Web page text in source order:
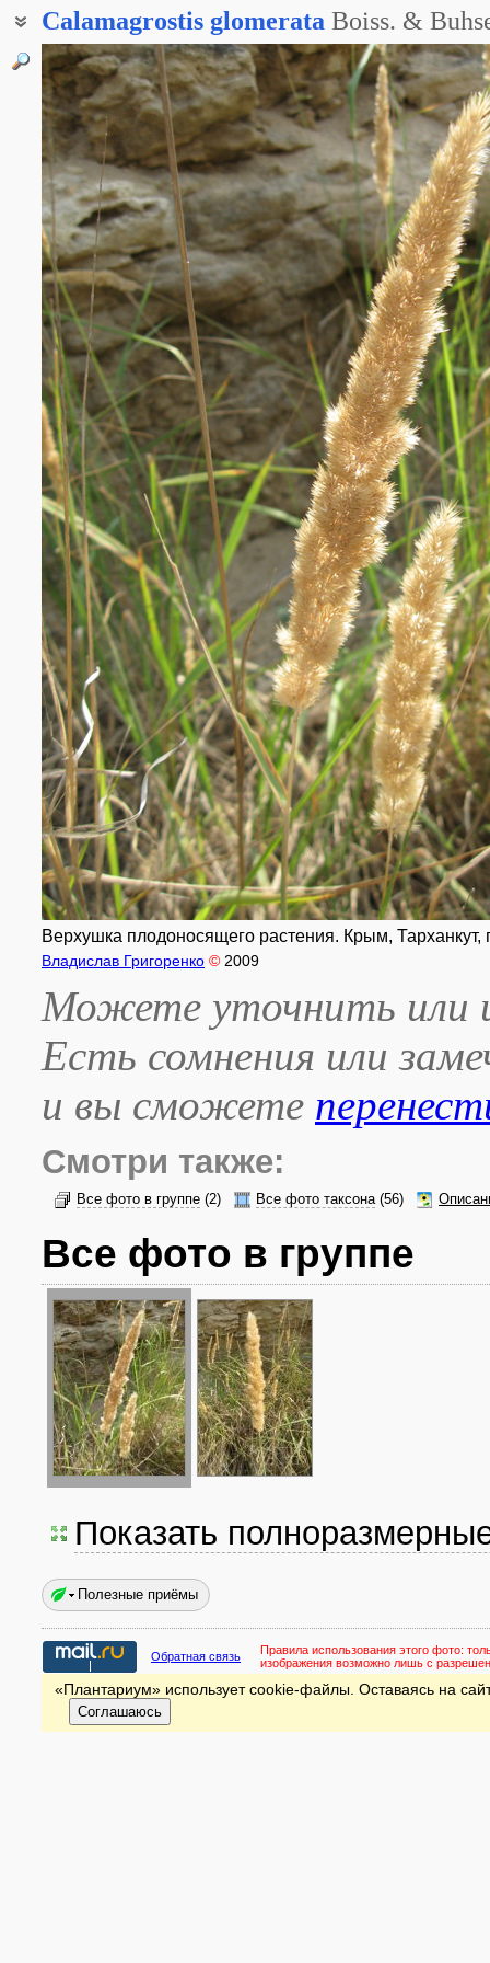
Calamagrostis glomerata Boiss. &
Вейник скученноколосковый
Верхушка плодоносящего растения. Крым,
Владислав Григоренко © 2009
Можете уточнить или
Есть сомнения или
и вы сможете
Смотри также:
Все фото в группе (2) Все фото таксона(56)
Все фото в группе
Показать
Полезные приёмы
Обратная связь Правила использования этого фото:
изображения возможно лишь с
«Плантариум» использует cookie-файлы. Оставаясь на
Соглашаюсь